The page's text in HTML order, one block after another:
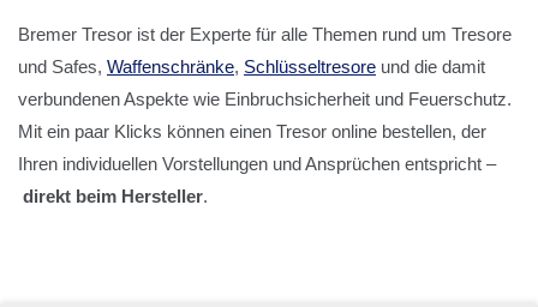
Bremer Tresor ist der Experte für alle Themen rund um Tresore
und Safes, Waffenschränke, Schlüsseltresore und die damit
verbundenen Aspekte wie Einbruchsicherheit und Feuerschutz.
Mit ein paar Klicks können einen Tresor online bestellen, der
Ihren individuellen Vorstellungen und Ansprüchen entspricht –
direkt beim Hersteller.